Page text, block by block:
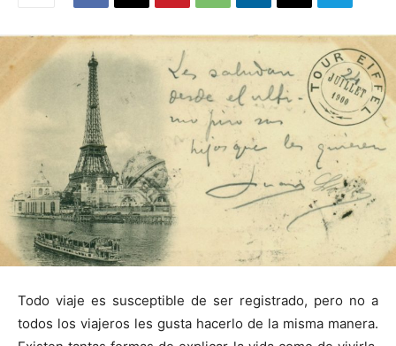
Todo viaje es susceptible de ser registrado, pero no a
todos los viajeros les gusta hacerlo de la misma manera.